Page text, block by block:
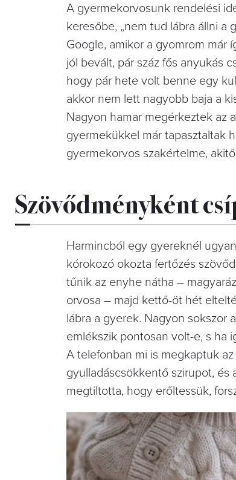
A gyermekorvosunk rendelési
keresőbe, „nem tud lábra állni a
Google, amikor a gyomrom már
jól bevált, pár száz fős anyukás
hogy pár hete volt benne egy
akkor nem lett nagyobb baja a
Nagyon hamar megérkeztek az
gyermekükkel már tapasztaltak
gyermekorvos szakértelme,
Szövődményként
Harmincból egy gyereknél
kórokozó okozta fertőzés
tűnik az enyhe nátha –
orvosa – majd kettő-öt hét
lábra a gyerek. Nagyon sokszor
emlékszik pontosan volt-e, s ha
A telefonban mi is megkaptuk
gyulladáscsökkentő szirupot, és
megtiltotta, hogy erőltessük,